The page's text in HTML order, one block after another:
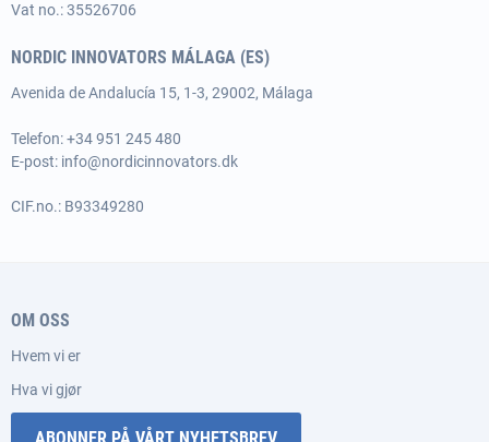
Vat no.: 35526706
NORDIC INNOVATORS MÁLAGA (ES)
Avenida de Andalucía 15, 1-3, 29002, Málaga
Telefon: +34 951 245 480
E-post: info@nordicinnovators.dk
CIF.no.: B93349280
OM OSS
Hvem vi er
Hva vi gjør